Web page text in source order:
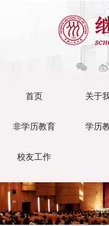
首页 关于
非学历教育 学历
校友工作